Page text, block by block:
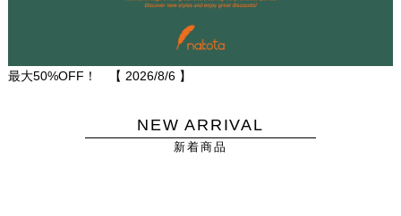
最大50%OFF！ 【 2026/8/6】
NEW ARRIVAL
新着商品